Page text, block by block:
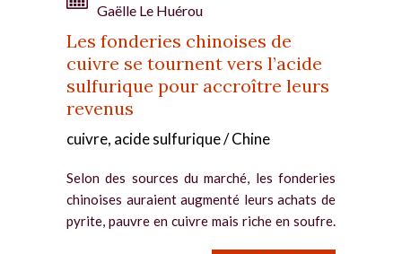
Gaëlle Le Huérou
Les fonderies chinoises de
cuivre se tournent vers l’acide
sulfurique pour accroître leurs
revenus
cuivre, acide sulfurique / Chine
Selon des sources du marché, les fonderies
chinoises auraient augmenté leurs achats de
pyrite, pauvre en cuivre mais riche en soufre.